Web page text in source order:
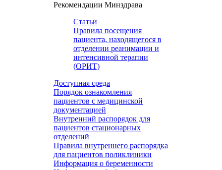
Рекомендации Минздрава
Статьи
Правила посещения
пациента, находящегося в
отделении реанимации и
интенсивной терапии
(ОРИТ)
Доступная среда
Порядок ознакомления
пациентов с медицинской
документацией
Внутренний распорядок для
пациентов стационарных
отделений
Правила внутреннего распорядка
для пациентов поликлиники
Информация о беременности